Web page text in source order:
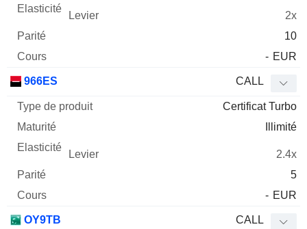
2x
10
- EUR
966ES CALL
Certificat Turbo
Illimité
2.4x
5
- EUR
OY9TB CALL